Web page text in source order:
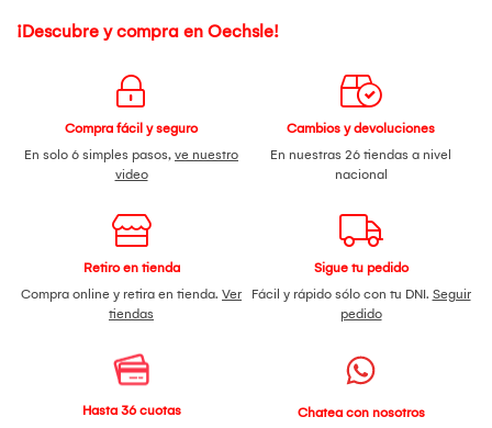
¡Descubre y compra en Oechsle!
Compra fácil y seguro
En solo 6 simples pasos, ve nuestro
video
Cambios y devoluciones
En nuestras 26 tiendas a nivel
nacional
Retiro en tienda
Compra online y retira en tienda. Ver
tiendas
Sigue tu pedido
Fácil y rápido sólo con tu DNI. Seguir
pedido
Hasta 36 cuotas
Chatea con nosotros